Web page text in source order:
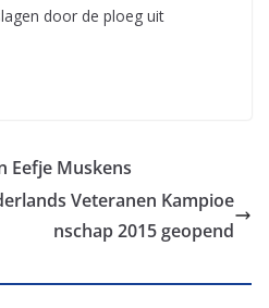
door de ploeg uit
Eefje Muskens
Veteranen Kampioe
nschap 2015 geopend